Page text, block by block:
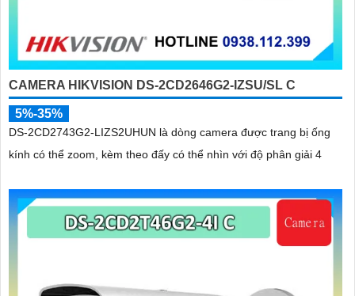
CAMERA HIKVISION DS-2CD2646G2-IZSU/SL C
5%-35%
DS-2CD2743G2-LIZS2UHUN là dòng camera được trang bị ống
kính có thể zoom, kèm theo đấy có thể nhìn với độ phân giải 4